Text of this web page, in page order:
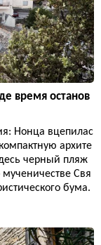
время останов
Нонца вцепилас
архите
черный пляж
Свя
бума.